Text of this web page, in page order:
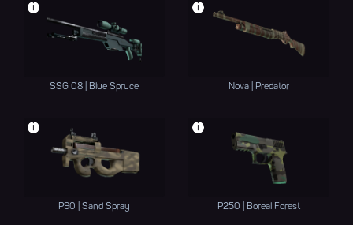
i
SSG 08 | Blue Spruce
i
Nova | Predator
i
P90 | Sand Spray
i
P250 | Boreal Forest